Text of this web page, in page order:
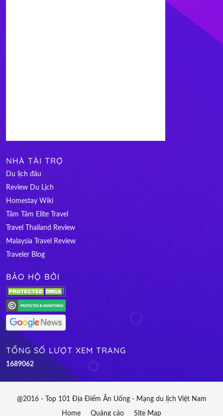
NHÀ TÀI TRỢ
Du lịch đâu
Review Du Lịch
Homestay Wiki
Tâm Tâm Elite Travel
Travel Thailand Review
Malaysia Travel Review
Traveler Blog
BẢO HỘ BỞI
TỔNG SỐ LƯỢT XEM TRANG
1689062
@2016 - Top 101 Địa Điểm Ăn Uống - Mạng du lịch Việt Nam
Home Quảng cáo Site Map